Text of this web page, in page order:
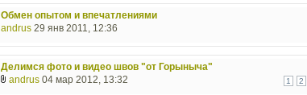
Обмен опытом и впечатлениями
andrus29 янв 2011, 12:36
Делимся фото и видео швов "от Горыныча"
1 2
andrus04 мар 2012, 13:32